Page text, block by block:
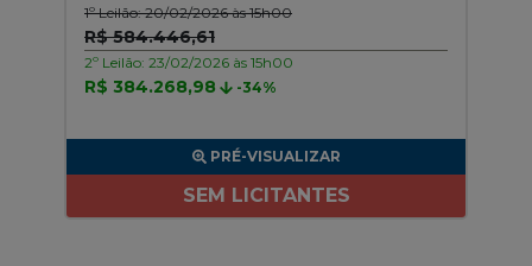
1º Leilão: 20/02/2026 às 15h00
R$ 584.446,61
2º Leilão: 23/02/2026 às 15h00
R$ 384.268,98 -34%
PRÉ-VISUALIZAR
SEM LICITANTES